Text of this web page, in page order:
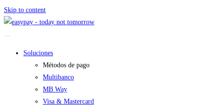
Skip to content
Soluciones
Métodos de pago
Multibanco
MB Way
Visa & Mastercard